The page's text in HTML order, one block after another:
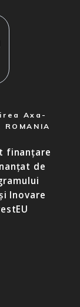
Axa-
finanțare
de
Inovare